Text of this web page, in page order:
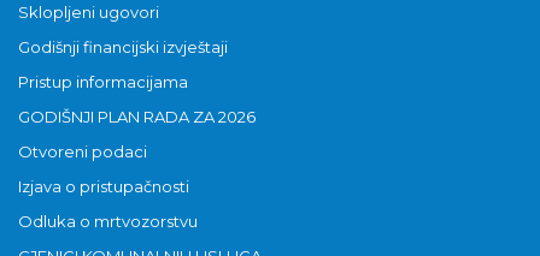
Sklopljeni ugovori
Godišnji financijski izvještaji
Pristup informacijama
GODIŠNJI PLAN RADA ZA 2026
Otvoreni podaci
Izjava o pristupačnosti
Odluka o mrtvozorstvu